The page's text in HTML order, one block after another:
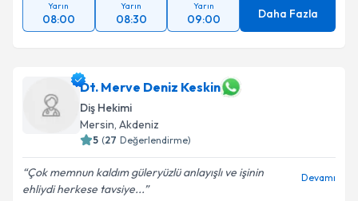
Yarın
08:00
Yarın
08:30
Yarın
09:00 Daha Fazla
Dt. Merve Deniz Keskin
Diş Hekimi
Mersin, Akdeniz
5 (27 Değerlendirme)
Çok memnun kaldım güleryüzlü anlayışlı ve işinin
ehliydi herkese tavsiye...
Devamı